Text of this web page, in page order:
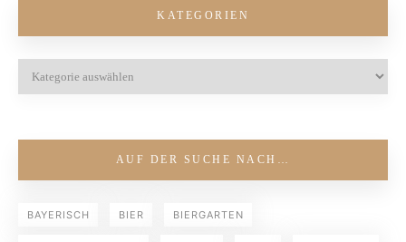
KATEGORIEN
AUF DER SUCHE NACH…
BAYERISCH BIER BIERGARTEN